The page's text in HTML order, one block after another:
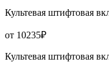
Культевая штифтовая
от 10235₽
Культевая штифтовая